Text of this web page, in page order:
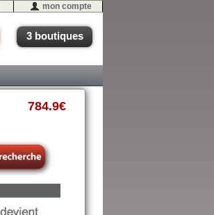
mon compte
3 boutiques
784.9€